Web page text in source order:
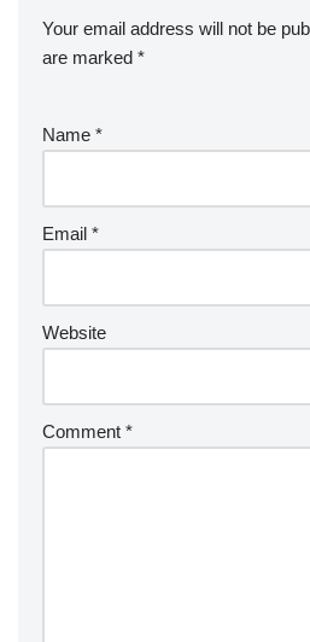
Your email address will not be
are marked *
Name *
Email *
Website
Comment *